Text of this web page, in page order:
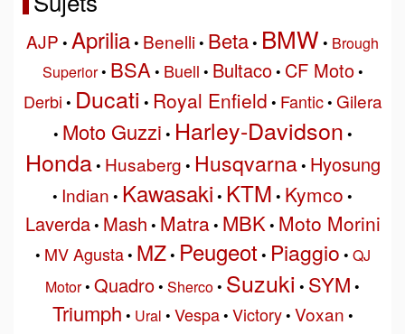
AJP • Aprilia• Benelli• Beta• BMW • Brough
Superior• BSA• Buell • Bultaco• CF Moto•
Derbi • Ducati • Royal Enfield • Fantic• Gilera
• Moto Guzzi • Harley-Davidson •
Honda• Husaberg • Husqvarna• Hyosung
• Indian • Kawasaki • KTM • Kymco •
Laverda• Mash • Matra• MBK• Moto Morini
• MV Agusta• MZ• Peugeot • Piaggio • QJ
Motor• Quadro• Sherco• Suzuki • SYM •
Triumph • Ural • Vespa• Victory• Voxan •